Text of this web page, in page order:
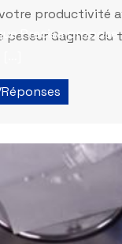
productivité
peseur Gagnez du
Precisa